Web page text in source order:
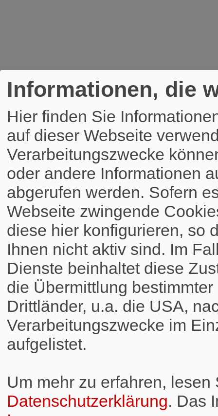
Informationen, die
Hier finden Sie
auf dieser Webseite
Verarbeitungszwecke
oder andere Informationen
abgerufen werden. Sofern
Webseite zwingende
diese hier konfigurieren, so
Ihnen nicht aktiv sind. Im
Dienste beinhaltet diese
die Übermittlung
Drittländer, u.a. die USA,
Verarbeitungszwecke im
aufgelistet.
Um mehr zu erfahren, lesen
Datenschutzerklärung. Das